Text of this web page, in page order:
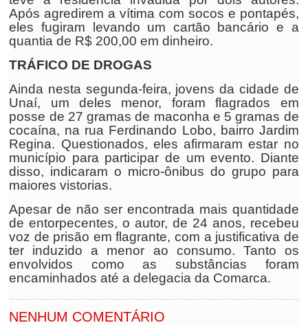
Após agredirem a vítima com socos e pontapés,
eles fugiram levando um cartão bancário e a
quantia de R$ 200,00 em dinheiro.
TRÁFICO DE DROGAS
Ainda nesta segunda-feira, jovens da cidade de
Unaí, um deles menor, foram flagrados em
posse de 27 gramas de maconha e 5 gramas de
cocaína, na rua Ferdinando Lobo, bairro Jardim
Regina. Questionados, eles afirmaram estar no
município para participar de um evento. Diante
disso, indicaram o micro-ônibus do grupo para
maiores vistorias.
Apesar de não ser encontrada mais quantidade
de entorpecentes, o autor, de 24 anos, recebeu
voz de prisão em flagrante, com a justificativa de
ter induzido a menor ao consumo. Tanto os
envolvidos como as substâncias foram
encaminhados até a delegacia da Comarca.
NENHUM COMENTÁRIO